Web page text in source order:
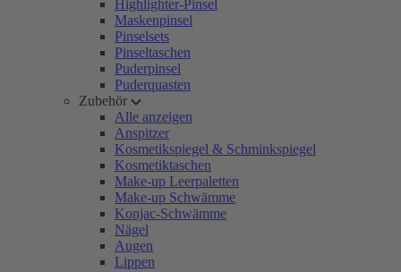
Highlighter-Pinsel
Maskenpinsel
Pinselsets
Pinseltaschen
Puderpinsel
Puderquasten
Zubehör
Alle anzeigen
Anspitzer
Kosmetikspiegel & Schminkspiegel
Kosmetiktaschen
Make-up Leerpaletten
Make-up Schwämme
Konjac-Schwämme
Nägel
Augen
Lippen